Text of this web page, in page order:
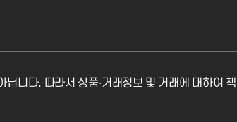
니다. 따라서 상품∙거래정보 및 거래에 대하여